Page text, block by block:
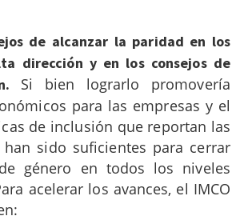
de alcanzar la paridad en los
dirección y en los consejos de
Si bien lograrlo promovería
para las empresas y el
de inclusión que reportan las
han sido suficientes para cerrar
género en todos los niveles
acelerar los avances, el IMCO